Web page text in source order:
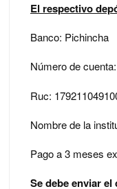
El respectivo
Banco: Pichincha
Número de
Ruc:
Nombre de la
Pago a 3 meses
Se debe enviar